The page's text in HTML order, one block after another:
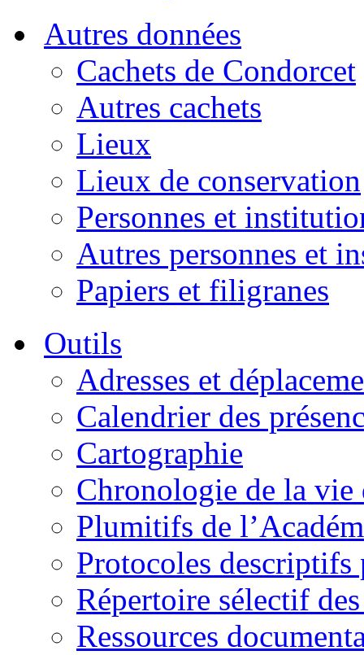
Autres données
Cachets de Condorcet
Autres cachets
Lieux
Lieux de conservation
Personnes et
Autres personnes et
Papiers et filigranes
Outils
Adresses et
Calendrier des
Cartographie
Chronologie de la vie
Plumitifs de
Protocoles descriptifs
Répertoire sélectif
Ressources